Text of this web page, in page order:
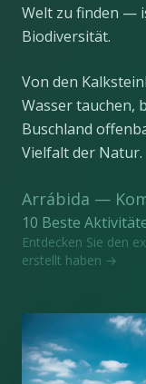
Welt zu finden —
Biodiversität.
Von den
Wasser tauchen,
Buschland
Vielfalt der Natur.
Arrábida —
10 Beste
Entdecken Sie den
erstellt haben →